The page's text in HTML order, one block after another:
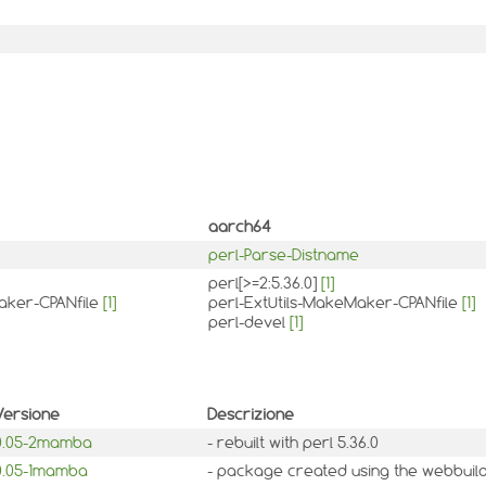
aarch64
perl-Parse-Distname
CPANfile [1]
perl[>=2:5.36.0] [1]
perl-ExtUtils-MakeMaker-CPANfile [1]
perl-devel [1]
Descrizione
2mamba
- rebuilt with perl 5.36.0
1mamba
- package created using the